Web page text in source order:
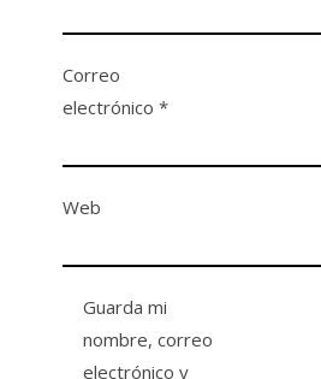
Correo
electrónico*
Web
Guarda mi
nombre, correo
electrónico y